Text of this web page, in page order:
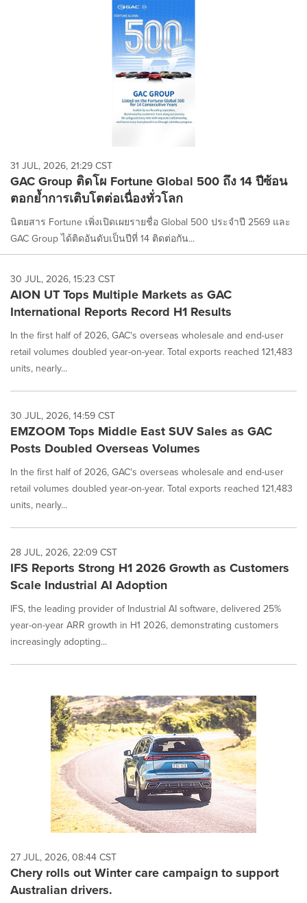
31 JUL, 2026, 21:29 CST
GAC Group ติดโผ Fortune Global 500 ถึง 14 ปีซ้อน
ตอกย้ำการเติบโตต่อเนื่องทั่วโลก
นิตยสาร Fortune เพิ่งเปิดเผยรายชื่อ Global 500 ประจำปี 2569 และ
GAC Group ได้ติดอันดับเป็นปีที่ 14 ติดต่อกัน...
30 JUL, 2026, 15:23 CST
AION UT Tops Multiple Markets as GAC
International Reports Record H1 Results
In the first half of 2026, GAC's overseas wholesale and end-user
retail volumes doubled year-on-year. Total exports reached 121,483
units, nearly...
30 JUL, 2026, 14:59 CST
EMZOOM Tops Middle East SUV Sales as GAC
Posts Doubled Overseas Volumes
In the first half of 2026, GAC's overseas wholesale and end-user
retail volumes doubled year-on-year. Total exports reached 121,483
units, nearly...
28 JUL, 2026, 22:09 CST
IFS Reports Strong H1 2026 Growth as Customers
Scale Industrial AI Adoption
IFS, the leading provider of Industrial AI software, delivered 25%
year-on-year ARR growth in H1 2026, demonstrating customers
increasingly adopting...
27 JUL, 2026, 08:44 CST
Chery rolls out Winter care campaign to support
Australian drivers.